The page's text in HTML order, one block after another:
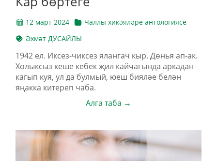
12 март 2024
Чаллы хикәяләре антологиясе
Әхмәт ДУСАЙЛЫ
1942 ел. Ик­сез-чик­сез ялан­гач кыр. Дөнья ап-ак.
Хо­лык­сыз ке­ше ке­бек җил кай­ча­гын­да ар­ка­дан
ка­гып куя, ул да бул­мый, юеш би­я­ләе бе­лән
яңак­ка ки­те­реп ча­ба.
Алга таба →